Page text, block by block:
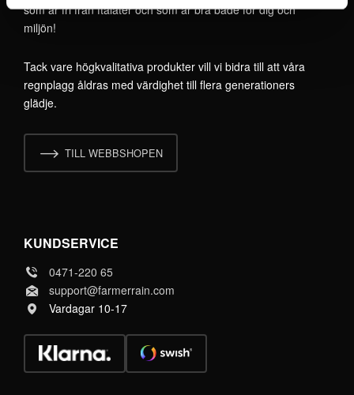
TILL WEBBSHOPEN
som är fri från ftalater och som är bra både för dig och
miljön!
Tack vare högkvalitativa produkter vill vi bidra till att våra
regnplagg åldras med värdighet till flera generationers
glädje.
KUNDSERVICE
0471-220 65
support@farmerrain.com
Vardagar 10-17